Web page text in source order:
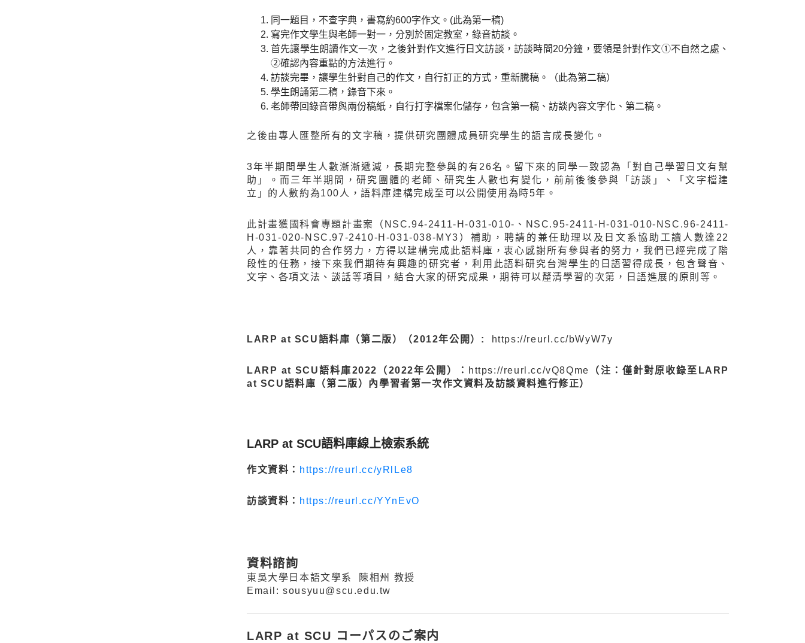
同一題目，不查字典，書寫約600字作文。(此為第一稿)
寫完作文學生與老師一對一，分別於固定教室，錄音訪談。
首先讓學生朗讀作文一次，之後針對作文進行日文訪談，訪談時間20分鐘，要領是針對作文①不自然之處、
②確認內容重點的方法進行。
訪談完畢，讓學生針對自己的作文，自行訂正的方式，重新騰稿。（此為第二稿）
學生朗誦第二稿，錄音下來。
老師帶回錄音帶與兩份稿紙，自行打字檔案化儲存，包含第一稿、訪談內容文字化、第二稿。
之後由專人匯整所有的文字稿，提供研究團體成員研究學生的語言成長變化。
3年半期間學生人數漸漸遞減，長期完整參與的有26名。留下來的同學一致認為「對自己學習日文有幫
助」。而三年半期間，研究團體的老師、研究生人數也有變化，前前後後參與「訪談」、「文字檔建
立」的人數約為100人，語料庫建構完成至可以公開使用為時5年。
此計畫獲國科會專題計畫案（NSC.94-2411-H-031-010-、NSC.95-2411-H-031-010-NSC.96-2411-
H-031-020-NSC.97-2410-H-031-038-MY3）補助，聘請的兼任助理以及日文系協助工讀人數達22
人，靠著共同的合作努力，方得以建構完成此語料庫，衷心感謝所有參與者的努力，我們已經完成了階
段性的任務，接下來我們期待有興趣的研究者，利用此語料研究台灣學生的日語習得成長，包含聲音、
文字、各項文法、談話等項目，結合大家的研究成果，期待可以釐清學習的次第，日語進展的原則等。
LARP at SCU語料庫（第二版）（2012年公開）: https://reurl.cc/bWyW7y
LARP at SCU語料庫2022（2022年公開）： https://reurl.cc/vQ8Qme
（注：僅針對原收錄至LARP
at SCU語料庫（第二版）內學習者第一次作文資料及訪談資料進行修正）
LARP at SCU語料庫線上檢索系統
作文資料： https://reurl.cc/yRlLe8
訪談資料： https://reurl.cc/YYnEvO
資料諮詢
東吳大學日本語文學系 陳相州 教授
Email: sousyuu@scu.edu.tw
LARP at SCU コーパスのご案内